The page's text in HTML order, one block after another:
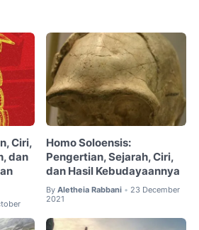
Ciri,
dan
Homo Soloensis:
Pengertian, Sejarah, Ciri,
dan Hasil Kebudayaannya
By Aletheia Rabbani • 23 December
2021